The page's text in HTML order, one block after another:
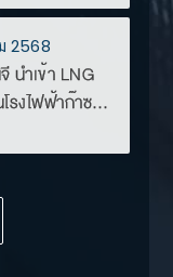
จาก
Thailand’s...
2568
นำเข้า LNG
รีก๊าซธรรมชาติ